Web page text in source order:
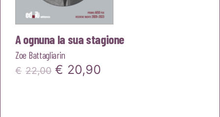
A ognuna la sua stagione
Zoe Battagliarin
€ 22,00 Il
€ 20,90